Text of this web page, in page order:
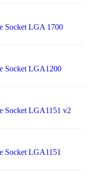
Socket LGA 1700
Socket LGA1200
Socket LGA1151 v2
Socket LGA1151